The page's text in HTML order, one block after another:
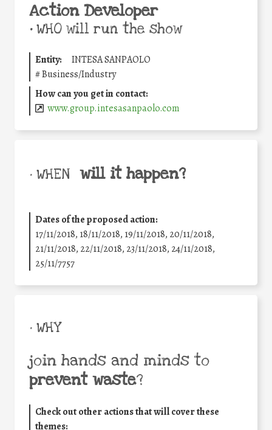
Action Developer
•WHO will run the show
Entity:
INTESA SANPAOLO
#Business/Industry
How can you get in contact:
www.group.intesasanpaolo.com
• WHEN will it happen?
Dates of the proposed action:
17/11/2018, 18/11/2018, 19/11/2018, 20/11/2018,
21/11/2018, 22/11/2018, 23/11/2018, 24/11/2018,
25/11/7757
• WHY
join hands and minds to
prevent waste?
Check out other actions that will cover these
themes: